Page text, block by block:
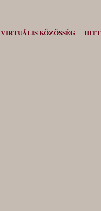
VIRTUÁLIS KÖZÖSSÉG